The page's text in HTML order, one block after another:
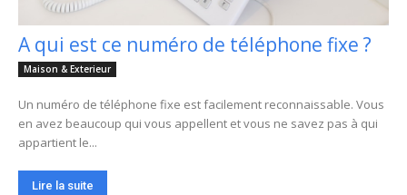
A qui est ce numéro de téléphone fixe ?
Maison & Exterieur
Un numéro de téléphone fixe est facilement reconnaissable. Vous
en avez beaucoup qui vous appellent et vous ne savez pas à qui
appartient le...
Lire la suite